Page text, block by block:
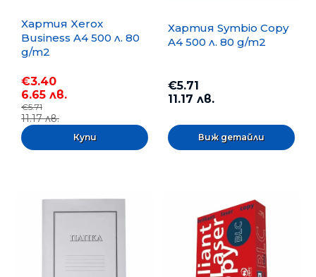
Хартия Xerox
Business A4 500 л. 80
g/m2
€3.40
6.65 лв.
€5.71
11.17 лв.
Хартия Symbio Copy
A4 500 л. 80 g/m2
€5.71
11.17 лв.
Виж детайли